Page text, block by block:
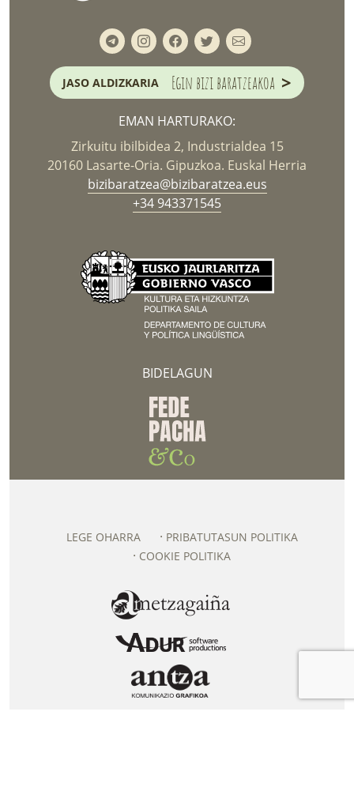
JASO ALDIZKARIA Egin bizi baratzeakoa >
EMAN HARTURAKO:
Zirkuitu ibilbidea 2, Industrialdea 15
20160 Lasarte-Oria. Gipuzkoa. Euskal Herria
bizibaratzea@bizibaratzea.eus
+34 943371545
BIDELAGUN
LEGE OHARRA
PRIBATUTASUN POLITIKA
COOKIE POLITIKA